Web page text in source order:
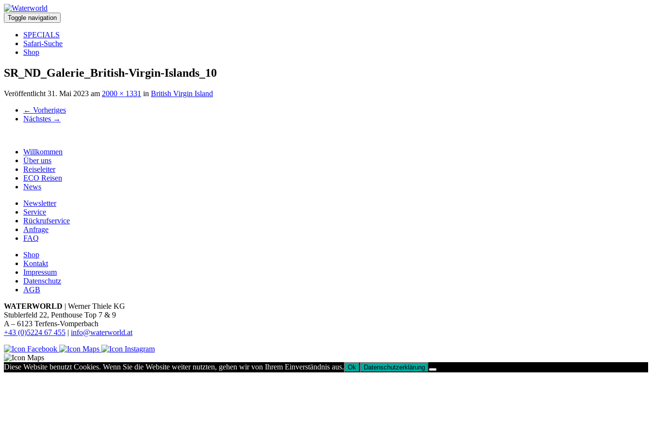
Toggle navigation
SPECIALS
Safari-Suche
Shop
SR_ND_Galerie_British-Virgin-Islands_10
Veröffentlicht 31. Mai 2023 am 2000 × 1331 in British Virgin Island
← Vorheriges
Nächstes →
Willkommen
Über uns
Reiseleiter
ECO Reisen
News
Newsletter
Service
Rückrufservice
Anfrage
FAQ
Shop
Kontakt
Impressum
Datenschutz
AGB
WATERWORLD | Werner Thiele KG
Stublerfeld 22, Penthouse Top 7 & 9
A – 6123 Terfens-Vomperbach
+43 (0)5224 67 455 | info@waterworld.at
Diese Website benutzt Cookies. Wenn Sie die Website weiter nutzten, gehen wir von Ihrem Einverständnis aus. Ok Datenschutzerklärung